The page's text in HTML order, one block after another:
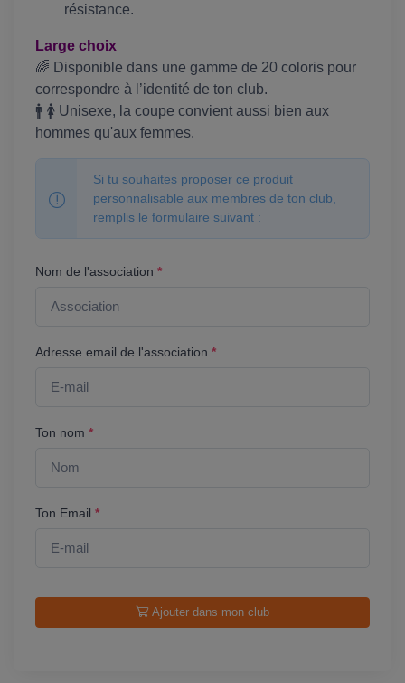
résistance.
Large choix
🌈 Disponible dans une gamme de 20 coloris pour
correspondre à l’identité de ton club.
🚹 🚺 Unisexe, la coupe convient aussi bien aux
hommes qu'aux femmes.
Si tu souhaites proposer ce produit
personnalisable aux membres de ton club,
remplis le formulaire suivant :
Nom de l'association *
Adresse email de l'association *
Ton nom *
Ton Email *
Ajouter dans mon club